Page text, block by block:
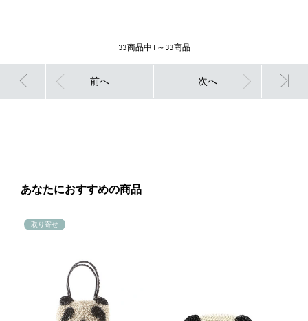
33商品中1～33商品
前へ 次へ
あなたにおすすめの商品
取り寄せ